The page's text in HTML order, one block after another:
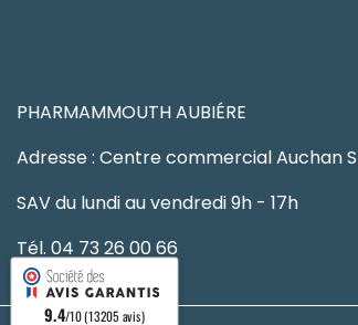
PHARMAMMOUTH AUBIÉRE
Adresse : Centre commercial Auchan
SAV du lundi au vendredi 9h - 17h
Tél. 04 73 26 00 66
9.4/10 (13205 avis)